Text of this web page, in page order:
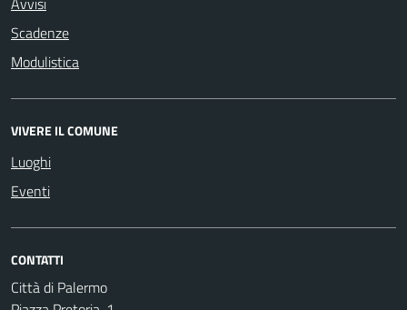
Scadenze
Modulistica
VIVERE IL COMUNE
Luoghi
Eventi
CONTATTI
Città di Palermo